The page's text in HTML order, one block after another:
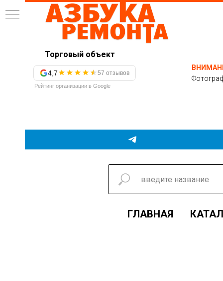
Торговый объект
4,7 57 отзывов
Рейтинг организации в Google
ГЛАВНАЯ